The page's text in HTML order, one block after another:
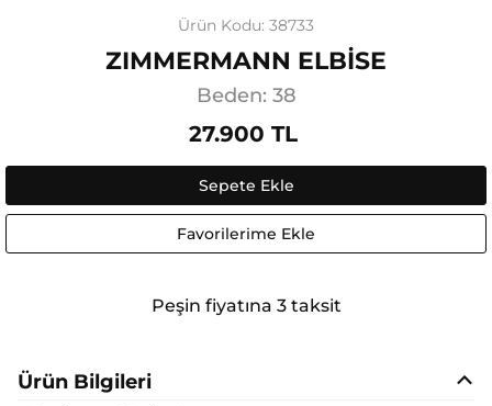
Ürün Kodu: 38733
ZIMMERMANN ELBİSE
Beden: 38
27.900 TL
Sepete Ekle
Favorilerime Ekle
Peşin fiyatına 3 taksit
Ürün Bilgileri